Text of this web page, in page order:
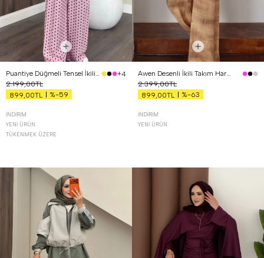
Puantiye Düğmeli Tensel İkili Takım Pembe
+4
2.199,00TL
899,00TL
%-59
İNDIRIM
YENI ÜRÜN
TÜKENMEK ÜZERE
Awen Desenli İkili Takım Hardal
2.399,00TL
899,00TL
%-63
İNDIRIM
YENI ÜRÜN